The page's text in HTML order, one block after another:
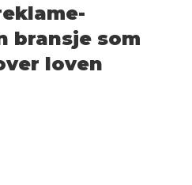
bransje som
loven